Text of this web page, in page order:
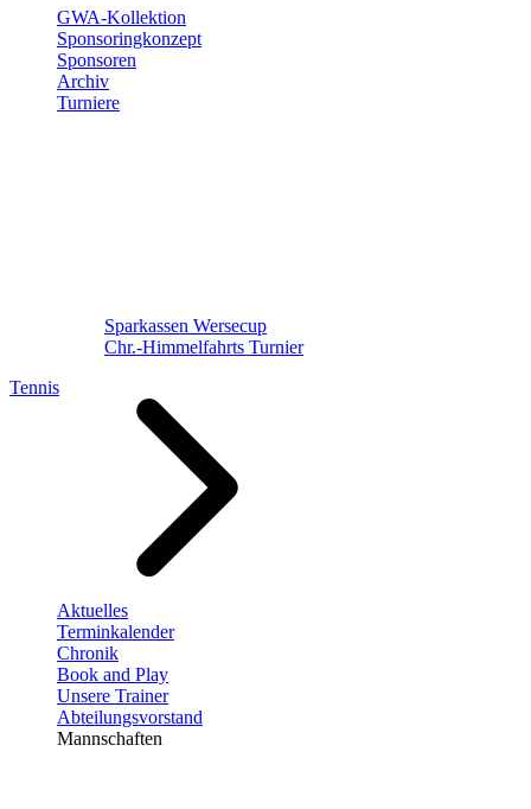
GWA-Kollektion
Sponsoringkonzept
Sponsoren
Archiv
Turniere
Sparkassen Wersecup
Chr.-Himmelfahrts Turnier
Tennis
Aktuelles
Terminkalender
Chronik
Book and Play
Unsere Trainer
Abteilungsvorstand
Mannschaften